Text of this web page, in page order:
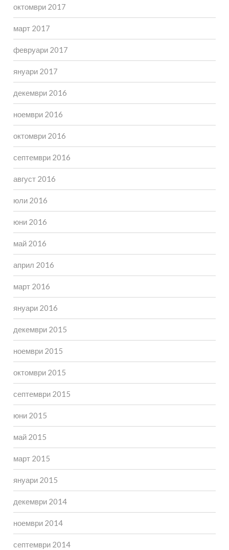
октомври 2017
март 2017
февруари 2017
януари 2017
декември 2016
ноември 2016
октомври 2016
септември 2016
август 2016
юли 2016
юни 2016
май 2016
април 2016
март 2016
януари 2016
декември 2015
ноември 2015
октомври 2015
септември 2015
юни 2015
май 2015
март 2015
януари 2015
декември 2014
ноември 2014
септември 2014